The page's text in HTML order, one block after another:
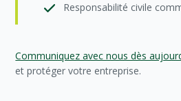
Responsabilité civile
Communiquez avec nous dès
et protéger votre entreprise.